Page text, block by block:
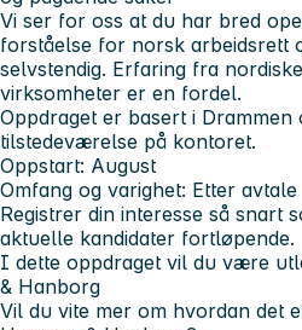
Vi ser for oss at du har bred
forståelse for norsk arbeidsrett
selvstendig. Erfaring fra
virksomheter er en fordel.
Oppdraget er basert i
tilstedeværelse på kontoret.
Oppstart: August
Omfang og varighet: Etter avtale
Registrer din interesse så snart
aktuelle kandidater fortløpende.
I dette oppdraget vil du være
& Hanborg
Vil du vite mer om hvordan det